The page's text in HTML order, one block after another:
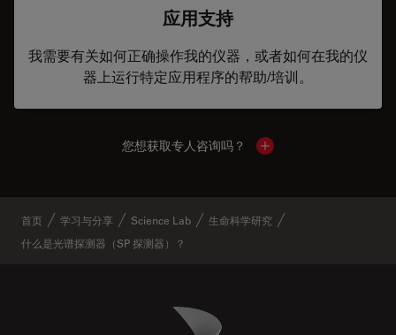
应用支持
我需要有关如何正确操作我的仪器，或者如何在我的仪
器上运行特定应用程序的帮助/培训。
您想获取专人咨询吗？ Show local contacts
首页 学习与分享 Science Lab
生命科学研究
什么是光谱探测器（SP 探测器）？
Danaher Logo